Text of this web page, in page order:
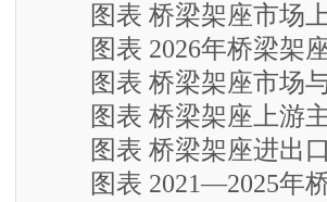
图表 桥梁架座市场上
图表 2026年桥梁架座
图表 桥梁架座市场与
图表 桥梁架座上游主
图表 桥梁架座进出口
图表 2021—2025年桥